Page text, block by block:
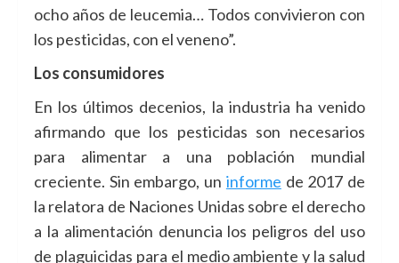
ocho años de leucemia… Todos convivieron con
los pesticidas, con el veneno”.
Los consumidores
En los últimos decenios, la industria ha venido
afirmando que los pesticidas son necesarios
para alimentar a una población mundial
creciente. Sin embargo, un informe de 2017 de
la relatora de Naciones Unidas sobre el derecho
a la alimentación denuncia los peligros del uso
de plaguicidas para el medio ambiente y la salud